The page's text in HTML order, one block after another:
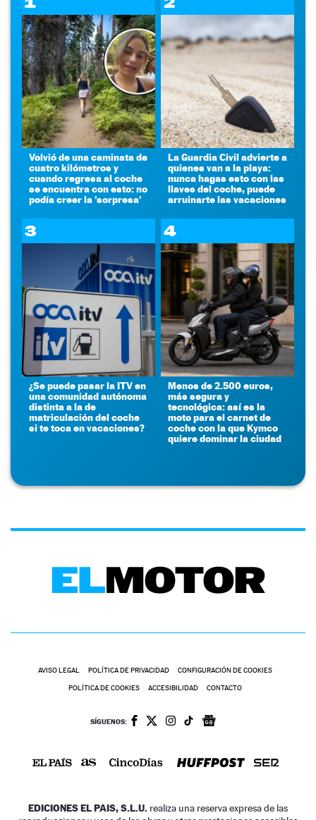
Volvió de una caminata de
cuatro kilómetros y
cuando regresa al coche
se encuentra con esto: no
podía creer la 'sorpresa'
La Guardia Civil advierte a
quienes van a la playa:
nunca hagas esto con las
llaves del coche, puede
arruinarte las vacaciones
3
¿Se puede pasar la ITV en
una comunidad autónoma
distinta a la de
matriculación del coche
si te toca en vacaciones?
4
Menos de 2.500 euros,
más segura y
tecnológica: así es la
moto para el carnet de
coche con la que Kymco
quiere dominar la ciudad
AVISO LEGAL POLÍTICA DE PRIVACIDAD CONFIGURACIÓN DE COOKIES
POLÍTICA DE COOKIES ACCESIBILIDAD CONTACTO
SÍGUENOS:
EDICIONES EL PAIS, S.L.U. realiza una reserva expresa de las